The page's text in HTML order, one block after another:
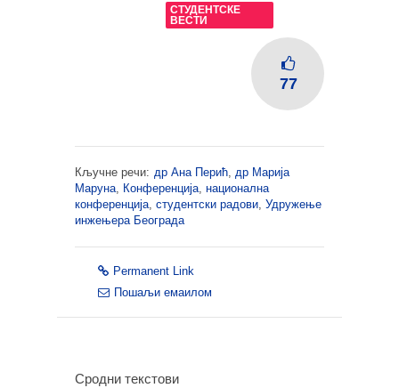
СТУДЕНТСКЕ
ВЕСТИ
77
Кључне речи: др Ана Перић, др Марија
Маруна, Конференција, национална
конференција, студентски радови, Удружење
инжењера Београда
Permanent Link
Пошаљи емаилом
Сродни текстови